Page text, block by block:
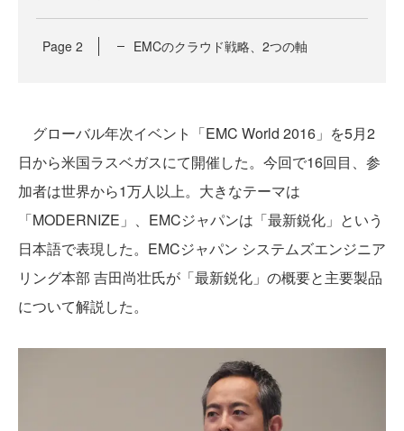
Page 2 EMCのクラウド戦略、2つの軸
グローバル年次イベント「EMC World 2016」を5月2
日から米国ラスベガスにて開催した。今回で16回目、参
加者は世界から1万人以上。大きなテーマは
「MODERNIZE」、EMCジャパンは「最新鋭化」という
日本語で表現した。EMCジャパン システムズエンジニア
リング本部 吉田尚壮氏が「最新鋭化」の概要と主要製品
について解説した。